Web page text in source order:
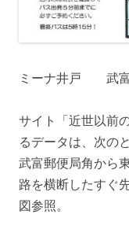
ミーナ井戸 武富
サイト「近世以前
るデータは、次の
武富郵便局角から
路を横断したすぐ
図参照。